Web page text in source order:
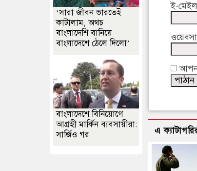
ই-
এ
‘সারা জীবন ভারতেই
কাটালাম, অথচ
বাংলাদেশি বানিয়ে
বাংলাদেশে ঠেলে দিলো’
বাংলাদেশে বিনিয়োগে
আগ্রহী মার্কিন ব্যবসায়ীরা:
সার্জিও গর